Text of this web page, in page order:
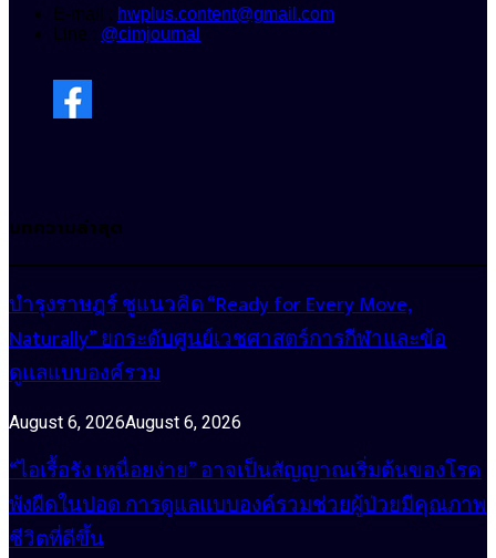
E-mail : hwplus.content@gmail.com
Line : @cimjournal
บทความล่าสุด
บำรุงราษฎร์ ชูแนวคิด “Ready for Every Move,
Naturally” ยกระดับศูนย์เวชศาสตร์การกีฬาและข้อ
ดูแลแบบองค์รวม
August 6, 2026August 6, 2026
“ไอเรื้อรัง เหนื่อยง่าย” อาจเป็นสัญญาณเริ่มต้นของโรค
พังผืดในปอด การดูแลแบบองค์รวมช่วยผู้ป่วยมีคุณภาพ
ชีวิตที่ดีขึ้น